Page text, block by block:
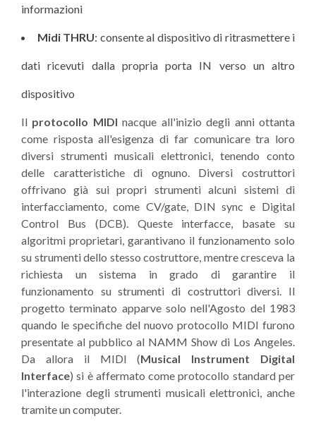
informazioni
Midi THRU: consente al dispositivo di ritrasmettere i
dati ricevuti dalla propria porta IN verso un altro
dispositivo
Il protocollo MIDI nacque all'inizio degli anni ottanta
come risposta all'esigenza di far comunicare tra loro
diversi strumenti musicali elettronici, tenendo conto
delle caratteristiche di ognuno. Diversi costruttori
offrivano già sui propri strumenti alcuni sistemi di
interfacciamento, come CV/gate, DIN sync e Digital
Control Bus (DCB). Queste interfacce, basate su
algoritmi proprietari, garantivano il funzionamento solo
su strumenti dello stesso costruttore, mentre cresceva la
richiesta un sistema in grado di garantire il
funzionamento su strumenti di costruttori diversi. Il
progetto terminato apparve solo nell'Agosto del 1983
quando le specifiche del nuovo protocollo MIDI furono
presentate al pubblico al NAMM Show di Los Angeles.
Da allora il MIDI (Musical Instrument Digital
Interface) si è affermato come protocollo standard per
l'interazione degli strumenti musicali elettronici, anche
tramite un computer.